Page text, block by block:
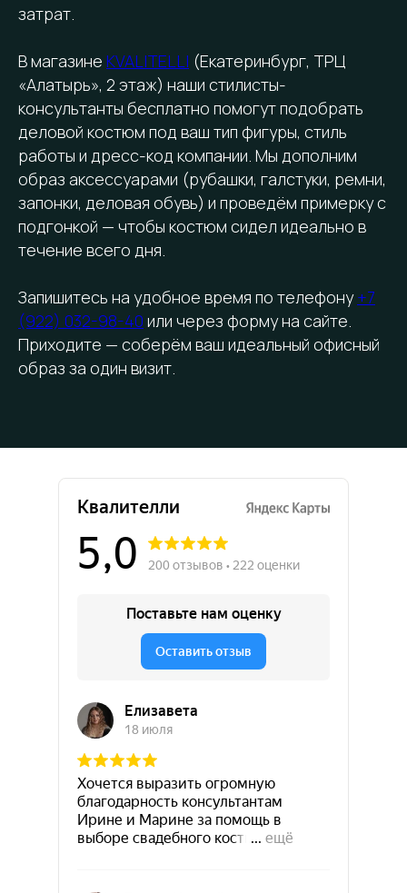
затрат.
В магазине KVALITELLI (Екатеринбург, ТРЦ
«Алатырь», 2 этаж) наши стилисты-
консультанты бесплатно помогут подобрать
деловой костюм под ваш тип фигуры, стиль
работы и дресс-код компании. Мы дополним
образ аксессуарами (рубашки, галстуки, ремни,
запонки, деловая обувь) и проведём примерку с
подгонкой — чтобы костюм сидел идеально в
течение всего дня.
Запишитесь на удобное время по телефону+7
(922) 032-98-40 или через форму на сайте.
Приходите — соберём ваш идеальный офисный
образ за один визит.